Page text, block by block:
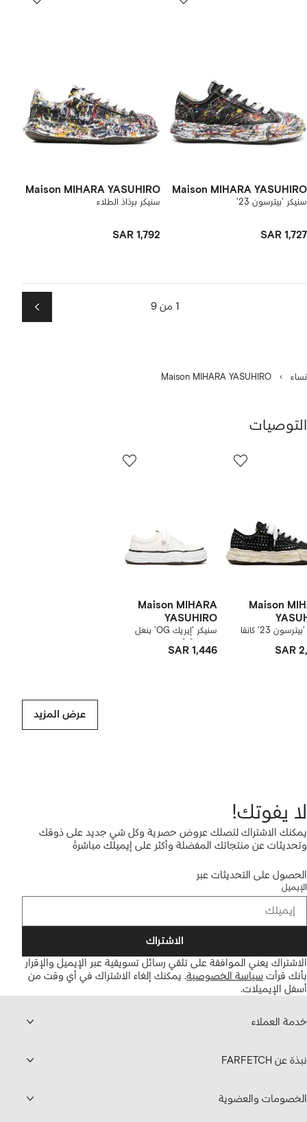
Maison MIHARA YASUHIRO
سنيكر 'بيترسون 23'
SAR 1,727
Maison MIHARA YASUHIRO
سنيكر برذاذ الطلاء
SAR 1,792
1 من 9 التالي
نساء Maison MIHARA YASUHIRO
التوصيات
Maison
23' كانفا
SAR
Maison MIHARA
YASUHIRO
سنيكر 'إيريك OG' بنعل
بدون رقبة
SAR 1,446
عرض المزيد
لا يفوتك!
يمكنك الاشتراك لتصلك عروض حصرية وكل شي جديد على ذوقك
وتحديثات عن منتجاتك المفضلة وأكثر على إيميلك مباشرةً
الحصول على التحديثات عبر
الإيميل
الاشتراك
الاشتراك يعني الموافقة على تلقي رسائل تسويقية عبر الإيميل والإقرار
بأنك قرأت سياسة الخصوصية. يمكنك إلغاء الاشتراك في أي وقت من
أسفل الإيميلات.
خدمة العملاء
نبذة عن FARFETCH
الخصومات والعضوية